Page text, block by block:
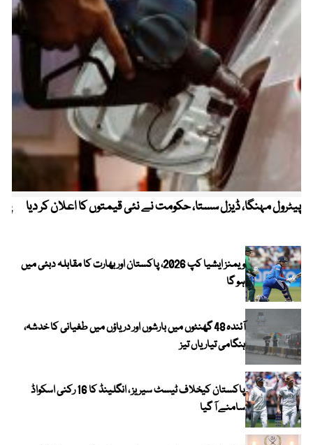
پیٹرول مہنگا، ڈیزل سستا، حکومت نے نئی قیمتوں کا اعلان کر دیا
ویمنز ایشیا کپ 2026، پاکستان اور بھارت کا مقابلہ دبئی میں
ہو گا
آئندہ 48 گھنٹوں میں بارشوں اور دریاؤں میں طغیانی کا خدشہ،
ہنگامی تیاریاں تیز
پاکستان کیخلاف ٹیسٹ سیریز ، انگلینڈ کا 16 رکنی اسکواڈ
سامنے آ گیا